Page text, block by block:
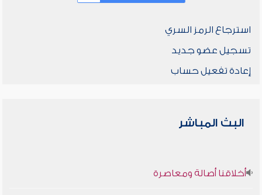
استرجاع الرمز السري
تسجيل عضو جديد
إعادة تفعيل حساب
البث المباشر
أخلاقنا أصالة ومعاصرة